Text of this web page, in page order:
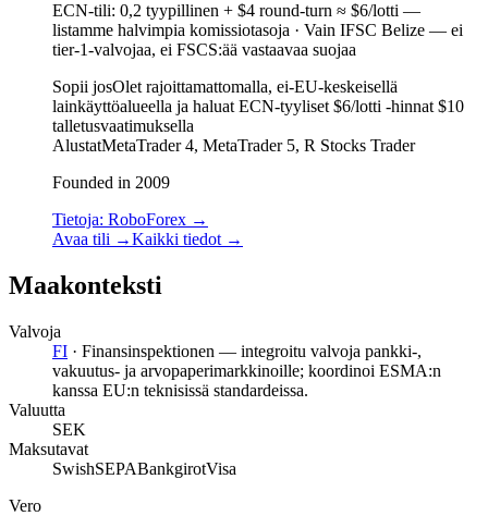
ECN-tili: 0,2 tyypillinen + $4 round-turn ≈ $6/lotti —
listamme halvimpia komissiotasoja · Vain IFSC Belize — ei
tier-1-valvojaa, ei FSCS:ää vastaavaa suojaa
Sopii josOlet rajoittamattomalla, ei-EU-keskeisellä
lainkäyttöalueella ja haluat ECN-tyyliset $6/lotti -hinnat $10
talletusvaatimuksella
AlustatMetaTrader 4, MetaTrader 5, R Stocks Trader
Founded in 2009
Tietoja: RoboForex →
Avaa tili →Kaikki tiedot →
Maakonteksti
Valvoja
FI · Finansinspektionen — integroitu valvoja pankki-,
vakuutus- ja arvopaperimarkkinoille; koordinoi ESMA:n
kanssa EU:n teknisissä standardeissa.
Valuutta
SEK
Maksutavat
SwishSEPABankgirotVisa
Vero